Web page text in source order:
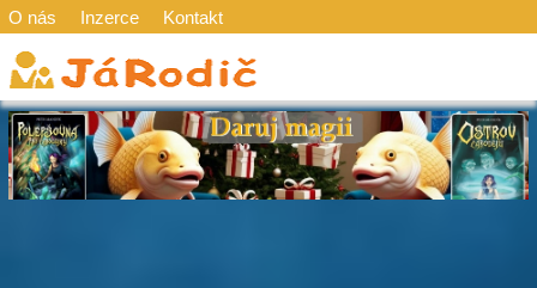
O nás Inzerce Kontakt